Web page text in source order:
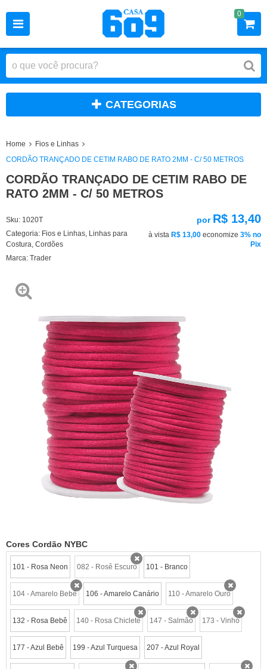
0
CATEGORIAS
Home
Fios e Linhas
CORDÃO TRANÇADO DE CETIM RABO DE RATO 2MM - C/ 50 METROS
CORDÃO TRANÇADO DE CETIM RABO DE
RATO 2MM - C/ 50 METROS
Sku: 1020T
Categoria: Fios e Linhas Linhas para
Costura Cordões
Marca: Trader
por R$ 13,40
à vista R$ 13,00 economize 3% no
Pix
Cores Cordão NYBC
101 - Rosa Neon 082 - Rosê Escuro
x 101 - Branco
104 - Amarelo Bebê
x 106 - Amarelo Canário 110 - Amarelo Ouro
x
132 - Rosa Bebê 140 - Rosa Chiclete
x 147 - Salmão
x 173 - Vinho
x
177 - Azul Bebê 199 - Azul Turquesa 207 - Azul Royal